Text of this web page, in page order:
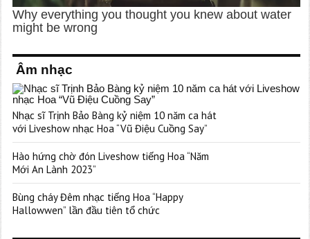
Âm nhạc
Nhạc sĩ Trịnh Bảo Bàng kỷ niệm 10 năm ca hát
với Liveshow nhạc Hoa “Vũ Điệu Cuồng Say”
Hào hứng chờ đón Liveshow tiếng Hoa “Năm
Mới An Lành 2023”
Bùng cháy Đêm nhạc tiếng Hoa “Happy
Hallowwen” lần đầu tiên tổ chức